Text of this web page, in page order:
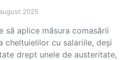
2025
să aplice măsura comasării
cheltuielilor cu salariile, deși
drept unele de austeritate,